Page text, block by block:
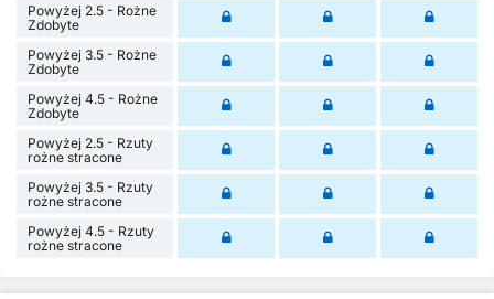
Powyżej 2.5 - Rożne
Zdobyte
Powyżej 3.5 - Rożne
Zdobyte
Powyżej 4.5 - Rożne
Zdobyte
Powyżej 2.5 - Rzuty
rożne stracone
Powyżej 3.5 - Rzuty
rożne stracone
Powyżej 4.5 - Rzuty
rożne stracone